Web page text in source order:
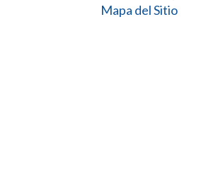
Mapa del Sitio